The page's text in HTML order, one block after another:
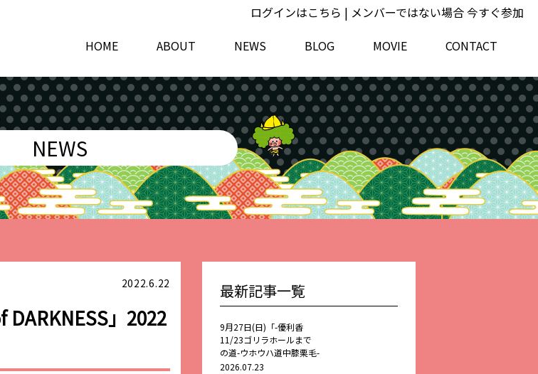
ログインはこちら | メンバーではない場合今すぐ参加
HOME
ABOUT NEWS BLOG MOVIE CONTACT
NEWS
2022.6.22
DARKNESS」2022
最新記事一覧
9月27日(日)「-優利香
11/23ゴリラホールまで
の道-ウホウハ道中膝栗毛-
Extra Stage-
2026.07.23